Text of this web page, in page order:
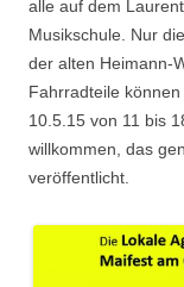
alle auf dem
Musikschule. Nur die
der alten Heimann-
Fahrradteile
10.5.15 von 11 bis
willkommen, das
veröffentlicht.